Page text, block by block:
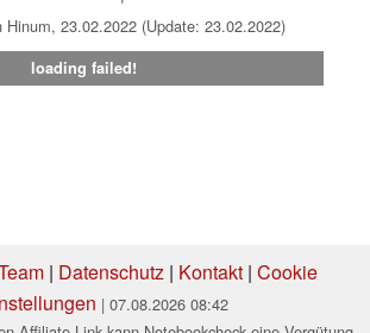
23.02.2022 (Update: 23.02.2022)
loading failed!
| Datenschutz| Kontakt| Cookie
| 07.08.2026 08:42